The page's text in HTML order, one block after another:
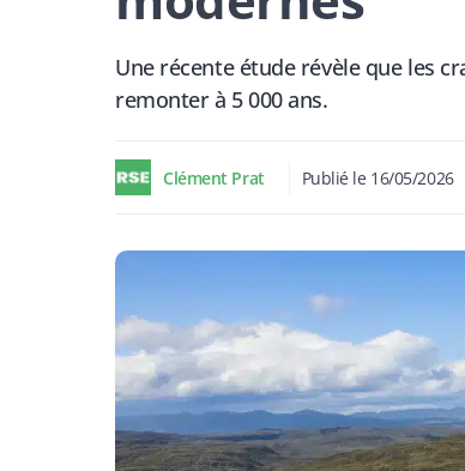
Une récente étude révèle que les
remonter à 5 000 ans.
Clément Prat Publié le 16/05/2026